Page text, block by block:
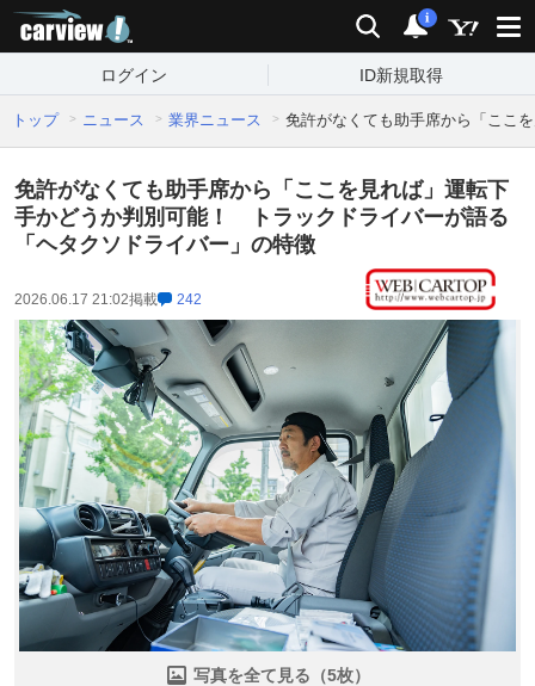
検索 通知
i
ログイン ID新規取得
トップ ニュース 業界ニュース 免許がなくても助手席から「ここ
免許がなくても助手席から「ここを見れば」運転下
手かどうか判別可能！ トラックドライバーが語る
「ヘタクソドライバー」の特徴
2026.06.17 21:02掲載 242
写真を全て見る（5枚）